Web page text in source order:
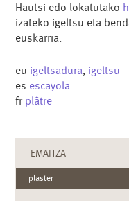
Hautsi edo lokatutako
izateko igeltsu eta
euskarria.
eu igeltsadura, igeltsu
es escayola
fr plâtre
EMAITZA
plaster